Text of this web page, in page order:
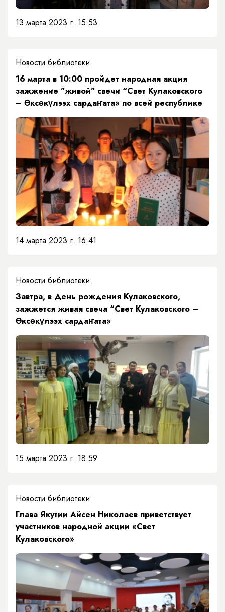
13 марта 2023 г. 15:53
Новости библиотеки
16 марта в 10:00 пройдет народная акция
зажжение "живой" свечи “Свет Кулаковского
– Өксөкүлээх сардаҥата» по всей республике
14 марта 2023 г. 16:41
Новости библиотеки
​Завтра, в День рождения Кулаковского,
зажжется живая свеча “Свет Кулаковского –
Өксөкүлээх сардаҥата»
15 марта 2023 г. 18:59
Новости библиотеки
​Глава Якутии Айсен Николаев приветствует
участников народной акции «Свет
Кулаковского»